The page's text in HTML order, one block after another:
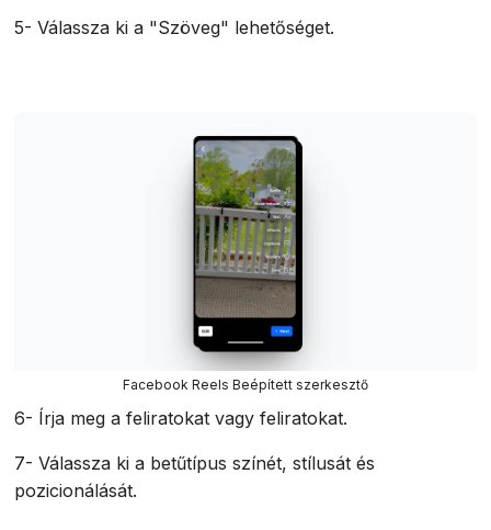
5- Válassza ki a "Szöveg" lehetőséget.
Facebook Reels Beépített szerkesztő
6- Írja meg a feliratokat vagy feliratokat.
7- Válassza ki a betűtípus színét, stílusát és
pozicionálását.